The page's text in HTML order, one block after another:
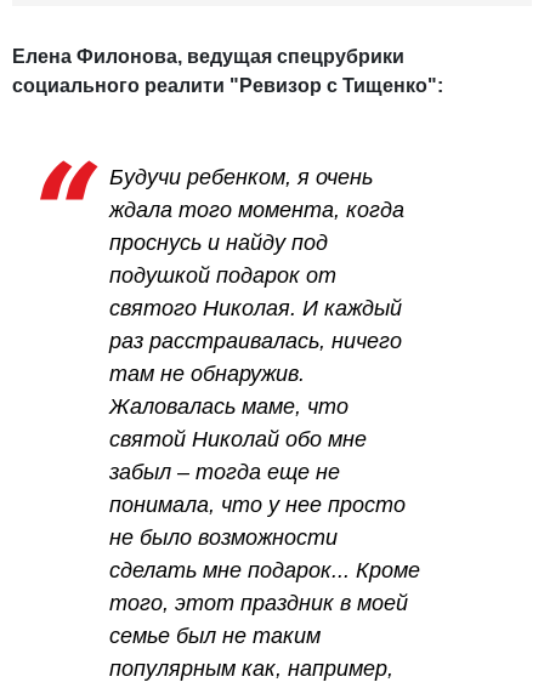
Елена Филонова, ведущая спецрубрики
социального реалити "Ревизор с Тищенко":
Будучи ребенком, я очень
ждала того момента, когда
проснусь и найду под
подушкой подарок от
святого Николая. И каждый
раз расстраивалась, ничего
там не обнаружив.
Жаловалась маме, что
святой Николай обо мне
забыл – тогда еще не
понимала, что у нее просто
не было возможности
сделать мне подарок... Кроме
того, этот праздник в моей
семье был не таким
популярным как, например,